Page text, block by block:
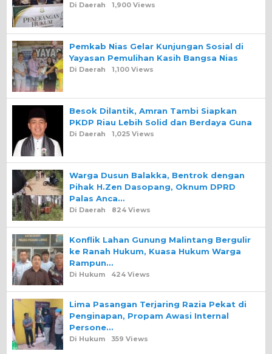
Di Daerah 1,900 Views
Pemkab Nias Gelar Kunjungan Sosial di
Yayasan Pemulihan Kasih Bangsa Nias
Di Daerah 1,100 Views
Besok Dilantik, Amran Tambi Siapkan
PKDP Riau Lebih Solid dan Berdaya Guna
Di Daerah 1,025 Views
Warga Dusun Balakka, Bentrok dengan
Pihak H.Zen Dasopang, Oknum DPRD
Palas Anca…
Di Daerah 824 Views
Konflik Lahan Gunung Malintang Bergulir
ke Ranah Hukum, Kuasa Hukum Warga
Rampun…
Di Hukum 424 Views
Lima Pasangan Terjaring Razia Pekat di
Penginapan, Propam Awasi Internal
Persone…
Di Hukum 359 Views